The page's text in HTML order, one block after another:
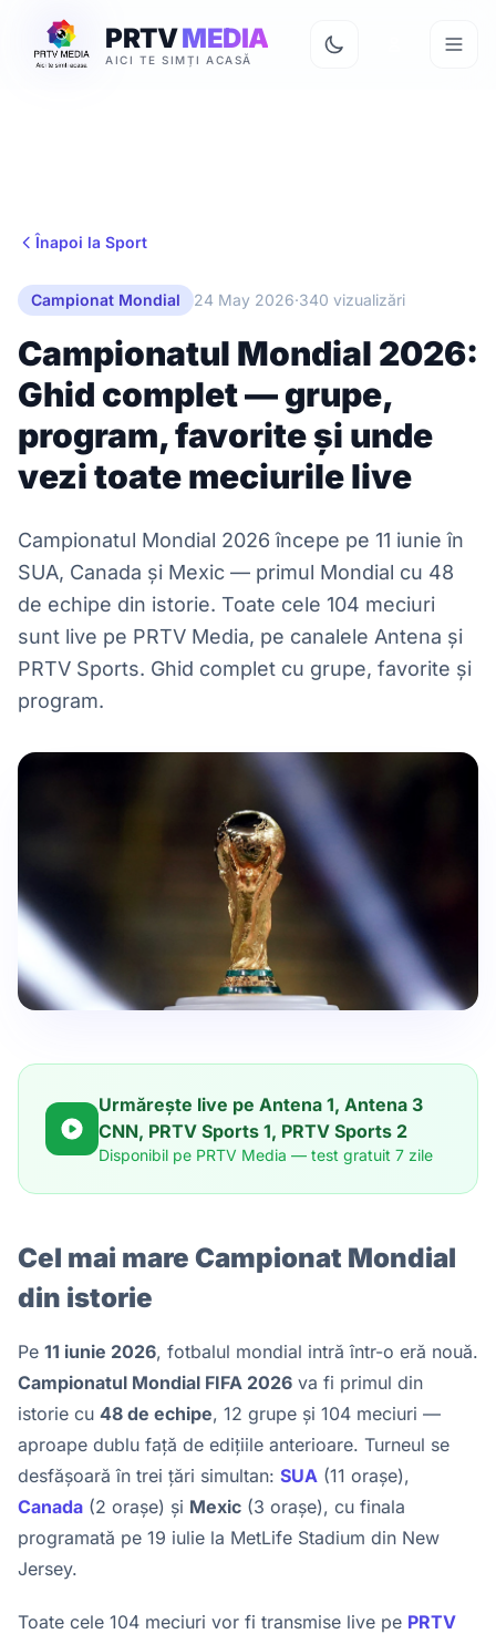
PRTVMEDIA
AICI TE SIMȚI ACASĂ
Înapoi la Sport
Campionat Mondial 24 May 2026·340 vizualizări
Campionatul Mondial 2026:
Ghid complet — grupe,
program, favorite și unde
vezi toate meciurile live
Campionatul Mondial 2026 începe pe 11 iunie în
SUA, Canada și Mexic — primul Mondial cu 48
de echipe din istorie. Toate cele 104 meciuri
sunt live pe PRTV Media, pe canalele Antena și
PRTV Sports. Ghid complet cu grupe, favorite și
program.
Urmărește live pe Antena 1, Antena 3
CNN, PRTV Sports 1, PRTV Sports 2
Disponibil pe PRTV Media — test gratuit 7 zile
Cel mai mare Campionat Mondial
din istorie
Pe 11 iunie 2026, fotbalul mondial intră într-o eră nouă.
Campionatul Mondial FIFA 2026 va fi primul din
istorie cu 48 de echipe, 12 grupe și 104 meciuri —
aproape dublu față de edițiile anterioare. Turneul se
desfășoară în trei țări simultan: SUA (11 orașe),
Canada (2 orașe) și Mexic (3 orașe), cu finala
programată pe 19 iulie la MetLife Stadium din New
Jersey.
Toate cele 104 meciuri vor fi transmise live pe PRTV